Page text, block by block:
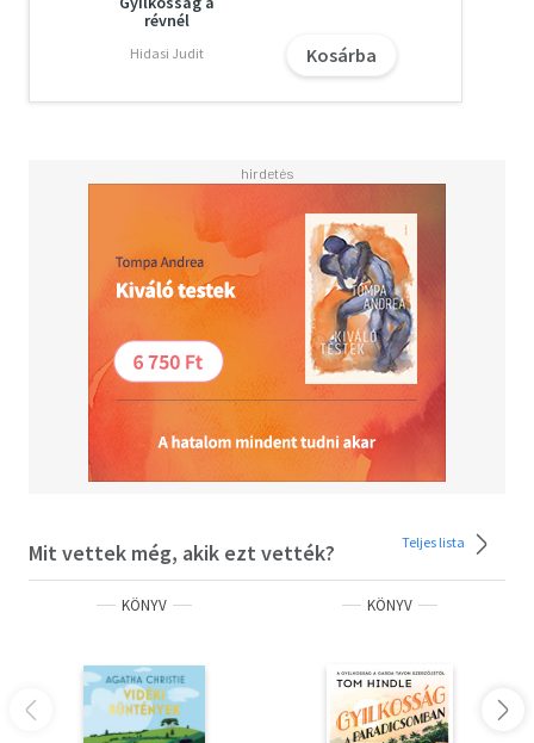
révnél
Hidasi Judit Kosárba
Mit vettek még, akik ezt vették? Teljes lista
KÖNYV KÖNYV